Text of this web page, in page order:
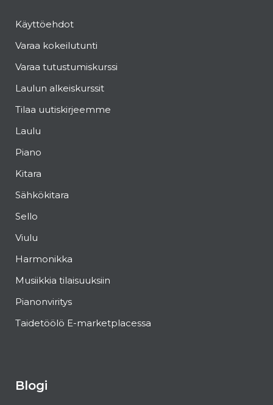
Käyttöehdot
Varaa kokeilutunti
Varaa tutustumiskurssi
Laulun alkeiskurssit
Tilaa uutiskirjeemme
Laulu
Piano
Kitara
Sähkökitara
Sello
Viulu
Harmonikka
Musiikkia tilaisuuksiin
Pianonviritys
Taidetöölö E-marketplacessa
Blogi